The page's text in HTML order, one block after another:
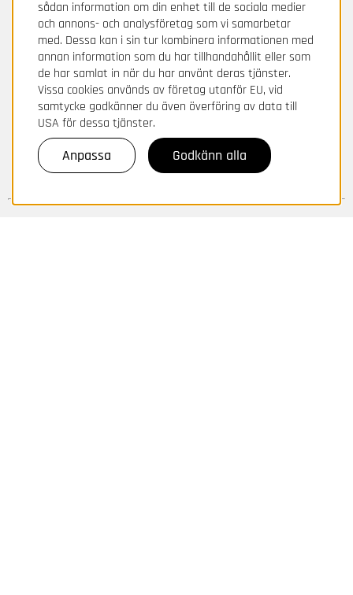
sådan information om din enhet till de sociala medier
och annons- och analysföretag som vi samarbetar
med. Dessa kan i sin tur kombinera informationen med
annan information som du har tillhandahållit eller som
de har samlat in när du har använt deras tjänster.
Vissa cookies används av företag utanför EU, vid
samtycke godkänner du även överföring av data till
USA för dessa tjänster.
Anpassa Godkänn alla